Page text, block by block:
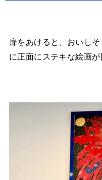
扉をあけると、おいし
に正面にステキな絵画が